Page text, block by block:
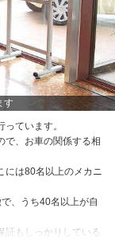
す
ています。
で、お車の関係する相
には80名以上のメカニ
、うち40名以上が自
証もしっかりしている